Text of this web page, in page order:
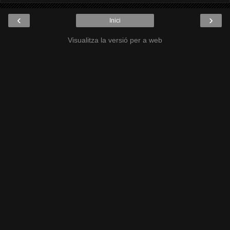
‹ ›
Inici
Visualitza la versió per a web